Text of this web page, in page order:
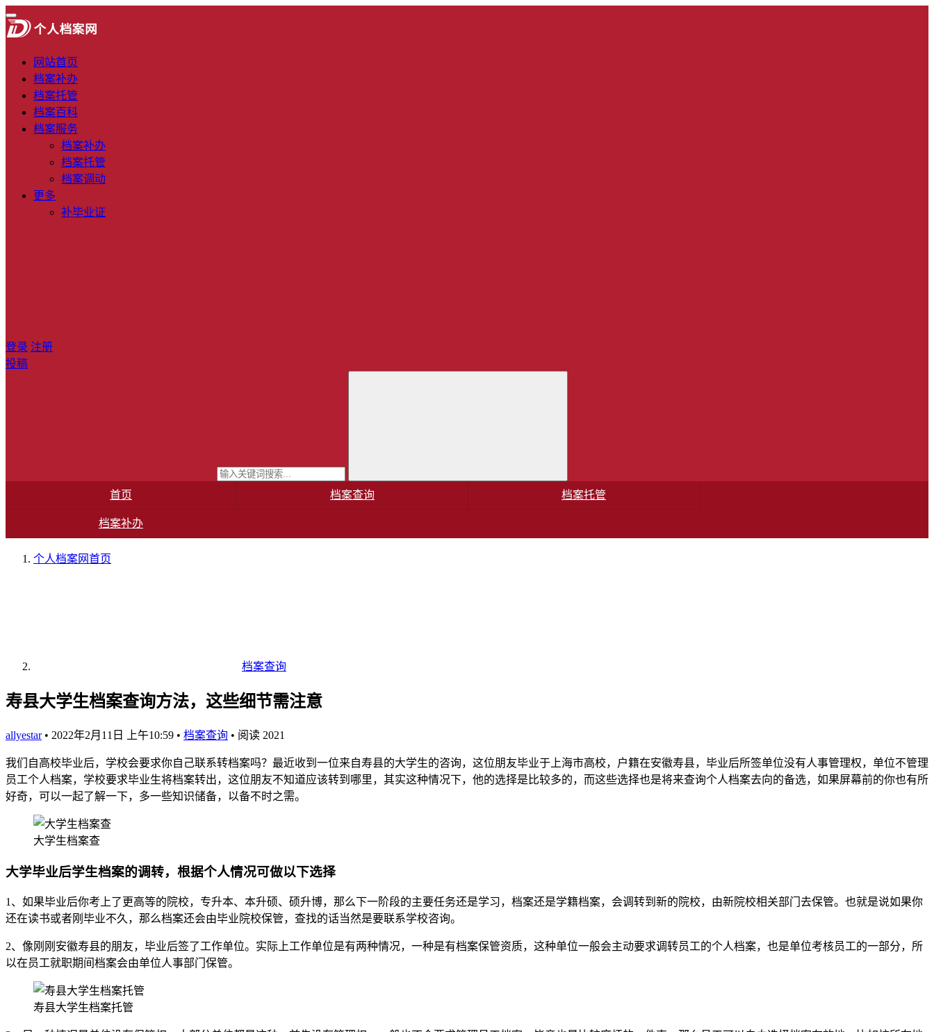
网站首页
档案补办
档案托管
档案百科
档案服务
档案补办
档案托管
档案调动
更多
补毕业证
登录 注册
投稿
首页 档案查询 档案托管
档案补办
个人档案网首页
档案查询
寿县大学生档案查询方法，这些细节需注意
allyestar • 2022年2月11日 上午10:59 • 档案查询 • 阅读 2021
我们自高校毕业后，学校会要求你自己联系转档案吗？最近收到一位来自寿县的大学生的咨询，这位朋友毕业于上海市高校，户籍在安徽寿县，毕业后所签单位没有人事管理权，单位不管理
员工个人档案，学校要求毕业生将档案转出，这位朋友不知道应该转到哪里，其实这种情况下，他的选择是比较多的，而这些选择也是将来查询个人档案去向的备选，如果屏幕前的你也有所
好奇，可以一起了解一下，多一些知识储备，以备不时之需。
大学生档案查
大学毕业后学生档案的调转，根据个人情况可做以下选择
1、如果毕业后你考上了更高等的院校，专升本、本升硕、硕升博，那么下一阶段的主要任务还是学习，档案还是学籍档案，会调转到新的院校，由新院校相关部门去保管。也就是说如果你
还在读书或者刚毕业不久，那么档案还会由毕业院校保管，查找的话当然是要联系学校咨询。
2、像刚刚安徽寿县的朋友，毕业后签了工作单位。实际上工作单位是有两种情况，一种是有档案保管资质，这种单位一般会主动要求调转员工的个人档案，也是单位考核员工的一部分，所
以在员工就职期间档案会由单位人事部门保管。
寿县大学生档案托管